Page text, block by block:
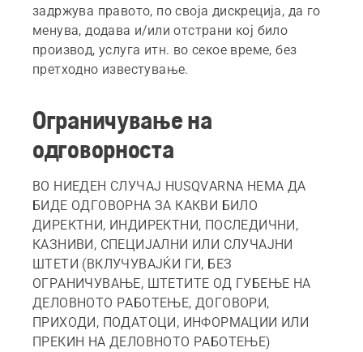
задржува правото, по своја дискреција, да го
менува, додава и/или отстрани кој било
производ, услуга итн. во секое време, без
претходно известување.
Ограничување на
одговорноста
ВО НИЕДЕН СЛУЧАЈ HUSQVARNA НЕМА ДА
БИДЕ ОДГОВОРНА ЗА КАКВИ БИЛО
ДИРЕКТНИ, ИНДИРЕКТНИ, ПОСЛЕДИЧНИ,
КАЗНИВИ, СПЕЦИЈАЛНИ ИЛИ СЛУЧАЈНИ
ШТЕТИ (ВКЛУЧУВАЈЌИ ГИ, БЕЗ
ОГРАНИЧУВАЊЕ, ШТЕТИТЕ ОД ГУБЕЊЕ НА
ДЕЛОВНОТО РАБОТЕЊЕ, ДОГОВОРИ,
ПРИХОДИ, ПОДАТОЦИ, ИНФОРМАЦИИ ИЛИ
ПРЕКИН НА ДЕЛОВНОТО РАБОТЕЊЕ)